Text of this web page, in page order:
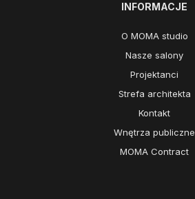
INFORMACJE
O MOMA studio
Nasze salony
Projektanci
Strefa architekta
Kontakt
Wnętrza publiczne
MOMA Contract